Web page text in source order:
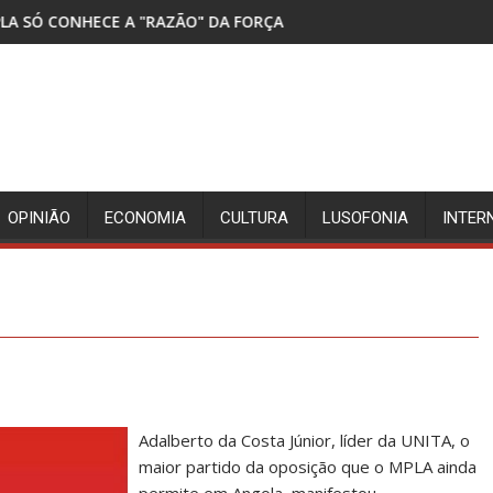
DA FORÇA DETIDOS TRÊS SUSPEITOS DA
OPINIÃO ECONOMIA CULTURA LUSOFONIA
Adalberto da Costa Júnior, líder da UNITA, o
maior partido da oposição que o MPLA ainda